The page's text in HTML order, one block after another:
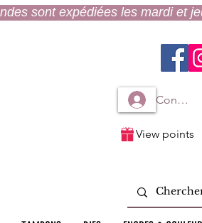
View points